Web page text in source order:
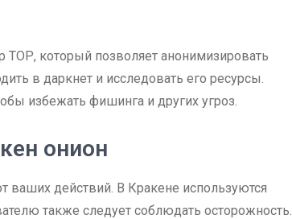
ТОР, который позволяет анонимизировать
в даркнет и исследовать его ресурсы.
избежать фишинга и других угроз.
онион
ваших действий. В Кракене используются
также следует соблюдать осторожность.